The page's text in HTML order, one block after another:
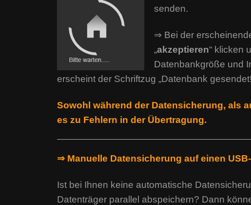
senden.
⇒ Bei der
„akzeptieren“ klicken
Datenbankgröße und
erscheint der Schriftzug „Datenbank
Sowohl während der Datensicherung, als
es zu Fehlern in der Übertragung.
⇒ Manuelle Datensicherung auf einen
Ist bei Ihnen keine automatische
Datenträger parallel abspeichern? Dann